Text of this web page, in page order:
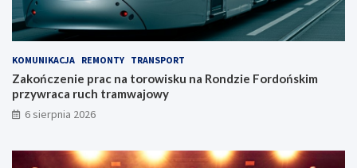
s
z
c
z
y
!
d
o
ń
s
k
i
m
KOMUNIKACJA REMONTY TRANSPORT
Zakończenie prac na torowisku na Rondzie Fordońskim
przywraca ruch tramwajowy
6 sierpnia 2026